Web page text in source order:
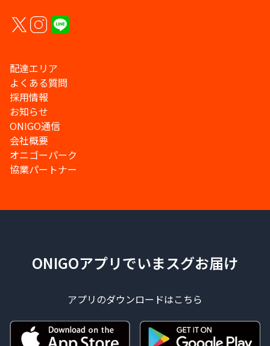
配達エリア
よくある質問
採用情報
お知らせ
ONIGO通信
会社概要
オニゴーパーク
協業パートナー
ONIGOアプリでいまスグお届け
アプリのダウンロードはこちら